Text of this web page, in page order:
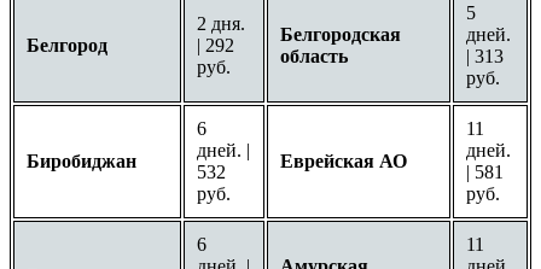
Белгород
2 дня.
| 292
руб.
Белгородская
область
5
дней.
| 313
руб.
Биробиджан
6
дней. |
532
руб.
Еврейская АО
11
дней.
| 581
руб.
6
11